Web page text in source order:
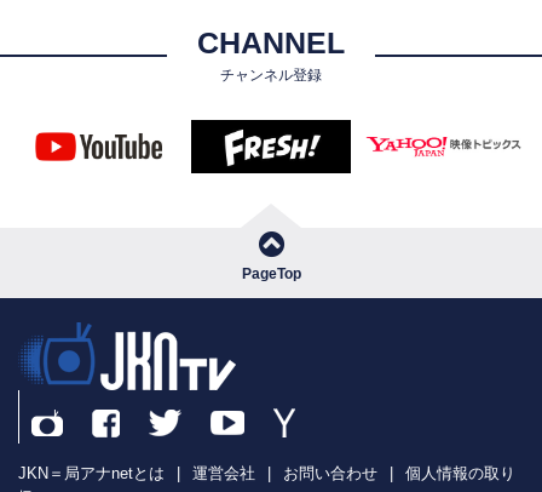
CHANNEL
チャンネル登録
PageTop
JKN＝局アナnetとは 運営会社 お問い合わせ
個人情報の取り